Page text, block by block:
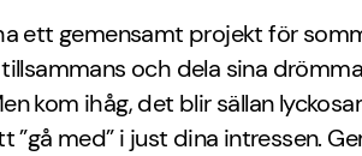
ett gemensamt projekt för
och dela sina
kom ihåg, det blir sällan
”gå med” i just dina intressen.